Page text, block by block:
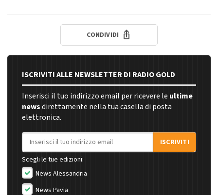
CONDIVIDI
ISCRIVITI ALLE NEWSLETTER DI RADIO GOLD
Inserisci il tuo indirizzo email per ricevere le ultime
newsdirettamente nella tua casella di posta
elettronica.
Indirizzo email
ISCRIVITI
Scegli le tue edizioni:
News Alessandria
News Pavia